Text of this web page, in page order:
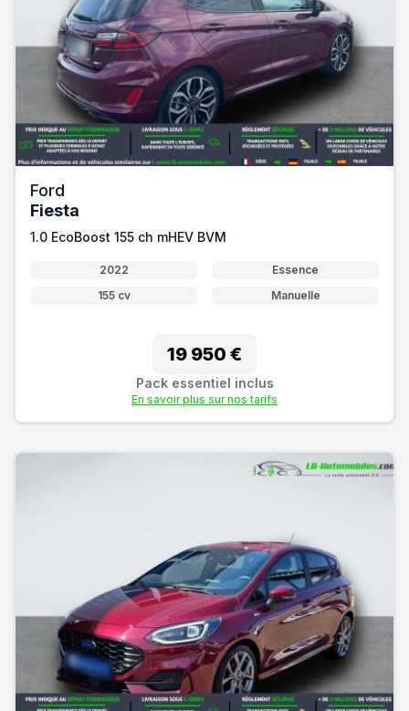
Ford
Fiesta
1.0 EcoBoost 155 ch mHEV BVM
2022
Essence
155 cv
Manuelle
19 950 €
Pack essentiel inclus
En savoir plus sur nos tarifs